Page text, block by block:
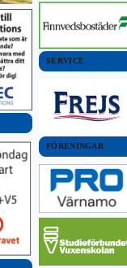
SERVICE
FÖRENINGAR